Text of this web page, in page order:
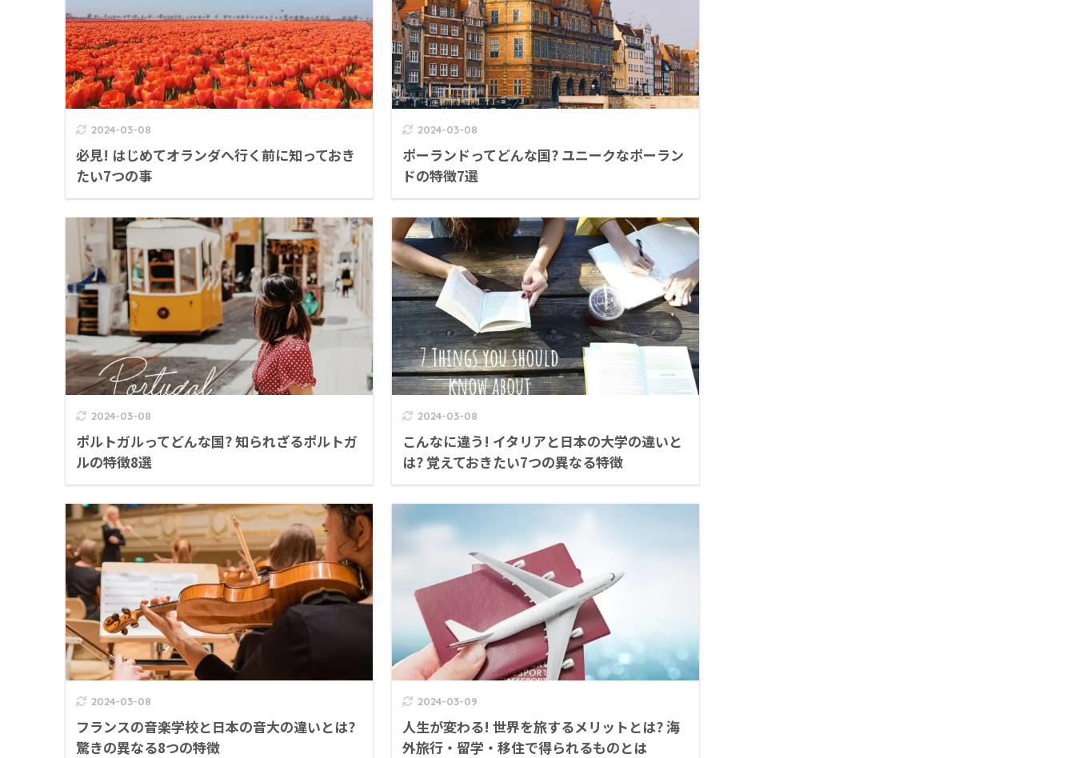
2024-03-08
必見! はじめてオランダへ行く前に知っておき
たい7つの事
2024-03-08
ポーランドってどんな国? ユニークなポーラン
ドの特徴7選
2024-03-08
ポルトガルってどんな国? 知られざるポルトガ
ルの特徴8選
2024-03-08
こんなに違う! イタリアと日本の大学の違いと
は? 覚えておきたい7つの異なる特徴
2024-03-08
フランスの音楽学校と日本の音大の違いとは?
驚きの異なる8つの特徴
2024-03-09
人生が変わる! 世界を旅するメリットとは? 海
外旅行・留学・移住で得られるものとは